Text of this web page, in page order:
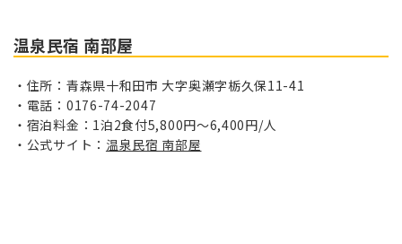
温泉民宿 南部屋
住所：青森県十和田市 大字奥瀬字栃久保11-41
電話：0176-74-2047
宿泊料金：1泊2食付5,800円〜6,400円/人
公式サイト： 温泉民宿 南部屋